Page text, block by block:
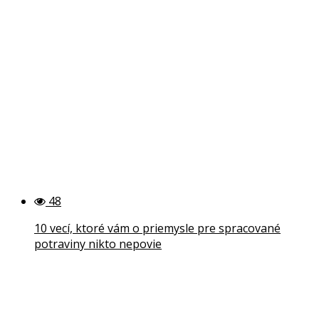
48
10 vecí, ktoré vám o priemysle pre spracované
potraviny nikto nepovie